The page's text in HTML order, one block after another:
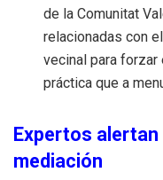
de la Comunitat
relacionadas con
vecinal para forzar
práctica que a
Expertos
mediación